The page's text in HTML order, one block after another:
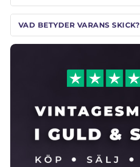
VAD BETYDER VARANS SKICK?